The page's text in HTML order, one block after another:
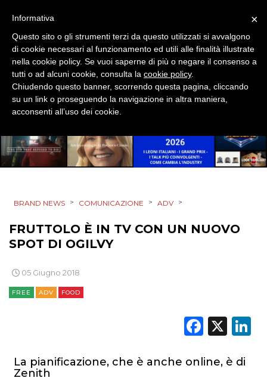
TV
DATI
RICERCHE
PREVISIONI/SCENARI
TREND
OPINIONI
BRAND NEWS > COMUNICAZIONE > ADV >
FRUTTOLO È IN TV CON UN NUOVO
SPOT DI OGILVY
05 Giugno 2018
FREE ADV FOOD
X
La pianificazione, che è anche online, è di
Zenith
×
Informativa
Questo sito o gli strumenti terzi da questo utilizzati si avvalgono
di cookie necessari al funzionamento ed utili alle finalità illustrate
nella cookie policy. Se vuoi saperne di più o negare il consenso a
tutti o ad alcuni cookie, consulta la cookie policy.
Chiudendo questo banner, scorrendo questa pagina, cliccando
su un link o proseguendo la navigazione in altra maniera,
acconsenti all’uso dei cookie.